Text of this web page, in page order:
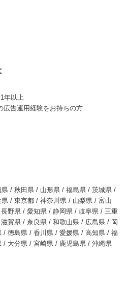
年以上
広告運用経験をお持ちの方
/ 秋田県 / 山形県 / 福島県 / 茨城県 /
/ 東京都 / 神奈川県 / 山梨県 / 富山
野県 / 愛知県 / 静岡県 / 岐阜県 / 三重
賀県 / 奈良県 / 和歌山県 / 広島県 / 岡
/ 徳島県 / 香川県 / 愛媛県 / 高知県 / 福
/ 大分県 / 宮崎県 / 鹿児島県 / 沖縄県